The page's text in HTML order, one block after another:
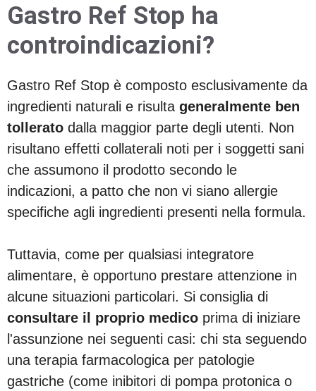
Gastro Ref Stop ha
controindicazioni?
Gastro Ref Stop è composto esclusivamente da
ingredienti naturali e risulta generalmente ben
tollerato dalla maggior parte degli utenti. Non
risultano effetti collaterali noti per i soggetti sani
che assumono il prodotto secondo le
indicazioni, a patto che non vi siano allergie
specifiche agli ingredienti presenti nella formula.
Tuttavia, come per qualsiasi integratore
alimentare, è opportuno prestare attenzione in
alcune situazioni particolari. Si consiglia di
consultare il proprio medico prima di iniziare
l'assunzione nei seguenti casi: chi sta seguendo
una terapia farmacologica per patologie
gastriche (come inibitori di pompa protonica o